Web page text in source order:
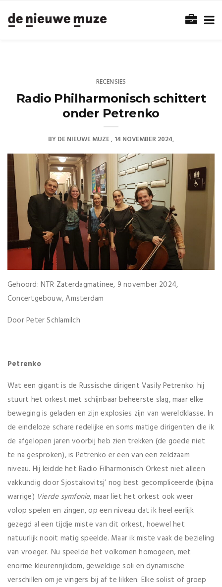
RECENSIES
Radio Philharmonisch schittert
onder Petrenko
BYDE NIEUWE MUZE 14 NOVEMBER 2024
Gehoord: NTR Zaterdagmatinee, 9 november 2024,
Concertgebouw, Amsterdam
Door Peter Schlamilch
Petrenko
Wat een gigant is de Russische dirigent Vasily Petrenko: hij
stuurt het orkest met schijnbaar beheerste slag, maar elke
beweging is geladen en zijn explosies zijn van wereldklasse. In
de eindeloze schare redelijke en soms matige dirigenten die ik
de afgelopen jaren voorbij heb zien trekken (de goede niet
te na gesproken), is Petrenko er een van een zeldzaam
niveau. Hij leidde het Radio Filharmonisch Orkest niet alleen
vakkundig door Sjostakovitsj’ nog best gecompliceerde (bijna
warrige) Vierde symfonie, maar liet het orkest ook weer
volop spelen en zingen, op een niveau dat ik heel eerlijk
gezegd al een tijdje miste van dit orkest, hoewel het
natuurlijk nooit matig speelde. Maar ik miste vaak de bezieling
van vroeger. Nu speelde het volkomen homogeen, met
enorme kleurenrijkdom, geweldige soli en dynamische
verschillen om je vingers bij af te likken. Elke solist of groep